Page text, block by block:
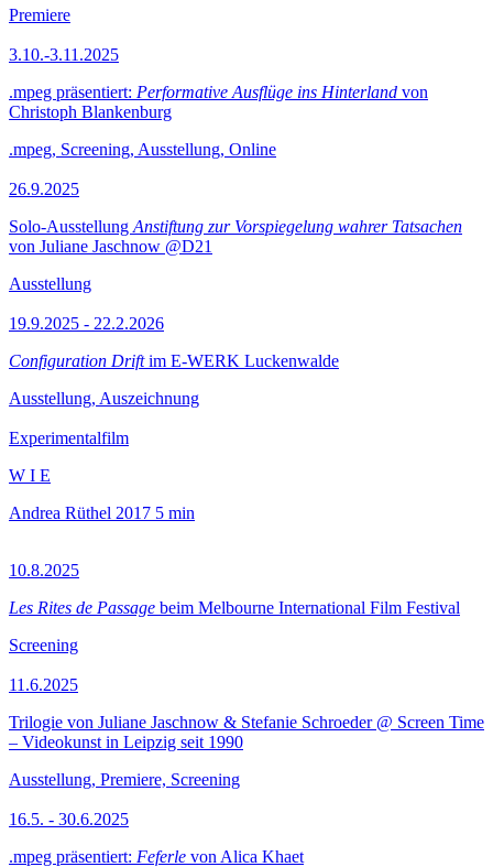
Premiere
3.10.-3.11.2025
.mpeg präsentiert: Performative Ausflüge ins Hinterland von
Christoph Blankenburg
.mpeg, Screening, Ausstellung, Online
26.9.2025
Solo-Ausstellung Anstiftung zur Vorspiegelung wahrer Tatsachen
von Juliane Jaschnow @D21
Ausstellung
19.9.2025 - 22.2.2026
Configuration Driftim E-WERK Luckenwalde
Ausstellung, Auszeichnung
Experimentalfilm
W I E
Andrea Rüthel 2017 5 min
10.8.2025
Les Rites de Passage beim Melbourne International Film Festival
Screening
11.6.2025
Trilogie von Juliane Jaschnow & Stefanie Schroeder @ Screen Time
– Videokunst in Leipzig seit 1990
Ausstellung, Premiere, Screening
16.5. - 30.6.2025
.mpeg präsentiert: Feferle von Alica Khaet